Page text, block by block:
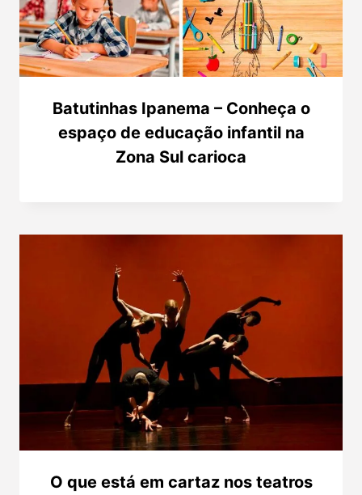
Batutinhas Ipanema – Conheça o
espaço de educação infantil na
Zona Sul carioca
O que está em cartaz nos teatros